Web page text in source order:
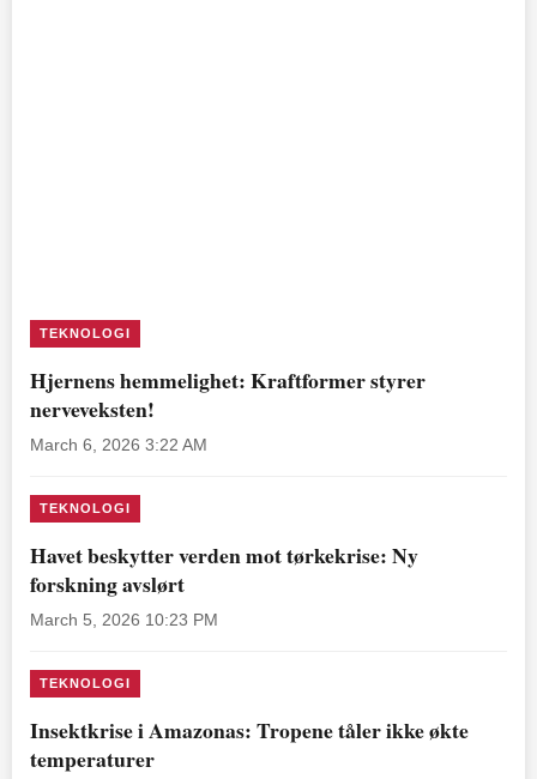
TEKNOLOGI
Hjernens hemmelighet: Kraftformer styrer
nerveveksten!
March 6, 2026 3:22 AM
TEKNOLOGI
Havet beskytter verden mot tørkekrise: Ny
forskning avslørt
March 5, 2026 10:23 PM
TEKNOLOGI
Insektkrise i Amazonas: Tropene tåler ikke økte
temperaturer